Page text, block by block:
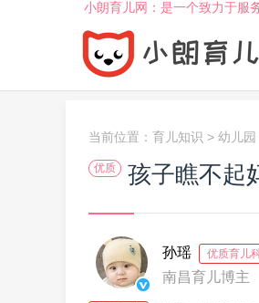
小朗育儿网：是一个致力于服
当前位置： 育儿知识 > 幼儿园
优质 孩子瞧不起
孙瑶 优质育儿
南昌育儿博主